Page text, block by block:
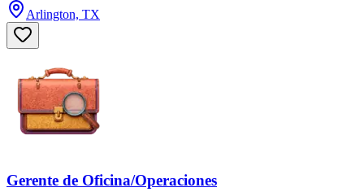
Arlington, TX
Gerente de Oficina/Operaciones